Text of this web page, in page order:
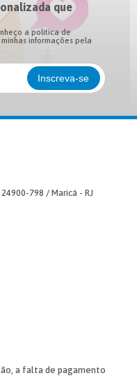
que
a política de
informações pela
24900-798 / Maricá - RJ
a falta de pagamento